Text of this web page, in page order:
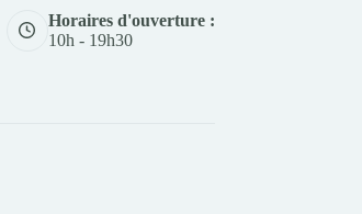
Horaires d'ouverture :
10h - 19h30